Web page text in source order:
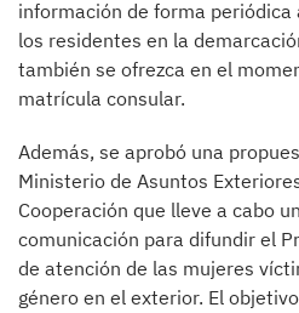
información de forma
los residentes en la
también se ofrezca en el
matrícula consular.
Además, se aprobó una
Ministerio de Asuntos
Cooperación que lleve a cabo
comunicación para difundir el
de atención de las mujeres
género en el exterior. El